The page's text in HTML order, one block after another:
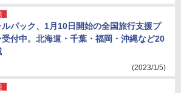
ルパック、1月10日開始の全国旅行支援プ
受付中。北海道・千葉・福岡・沖縄など20
(2023/1/5)